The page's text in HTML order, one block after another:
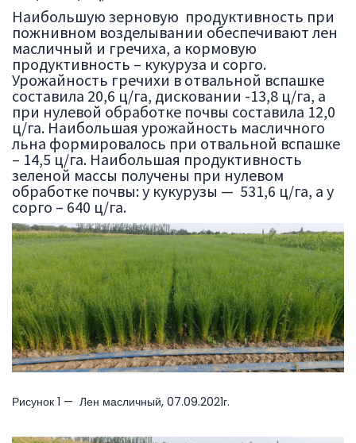
Наибольшую зерновую продуктивность при
пожнивном возделывании обеспечивают лен
масличный и гречиха, а кормовую
продуктивность – кукуруза и сорго.
Урожайность гречихи в отвальной вспашке
составила 20,6 ц/га, дисковании -13,8 ц/га, а
при нулевой обработке почвы составила 12,0
ц/га. Наибольшая урожайность масличного
льна формировалось при отвальной вспашке
– 14,5 ц/га. Наибольшая продуктивность
зеленой массы получены при нулевом
обработке почвы: у кукурузы — 531,6 ц/га, а у
сорго – 640 ц/га.
Рисунок 1 — Лен масличный, 07.09.2021г.